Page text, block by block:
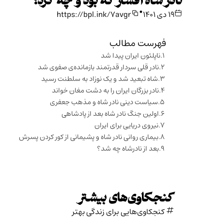
۱۹ دی ۱۴۰۱ •
https://bpl.ink/7avgr
فهرست مطالب
ناپلئون ایران پیدا شد
نادر قلی سردار قدرتمند بازمانده‌ی صفوی شد
شاه تبعید شد و یک نوزاد به سلطنت رسید
نادر بزرگان ایران را به دشت مغان خواند
سیاست دینی نادر شاه و مذهب جعفری
اولین جنگ نادر شاه بعد از پادشاهی
نیروی دریایی برای ایران
بیماری روانی نادر شاه و پشیمانی از کور کردن پسرش
بعد از نادرشاه چه شد؟
کنجکاوی‌های بیشتر
کنجکاوی‌هایی برای زندگی بهتر